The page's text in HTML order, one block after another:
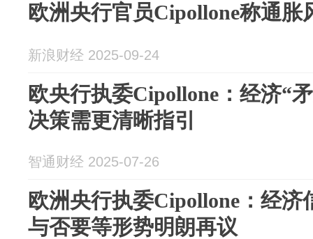
欧洲央行官员Cipollone称通胀
新浪财经 2025-09-24
欧央行执委Cipollone：经济“
决策需更清晰指引
智通财经 2025-07-26
欧洲央行执委Cipollone：经济
与否要等形势明朗再议